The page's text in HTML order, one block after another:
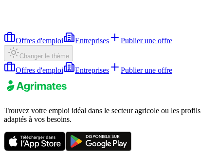
Offres d'emploi Entreprises Publier une offre
Changer le thème
Offres d'emploi Entreprises Publier une offre
Trouvez votre emploi idéal dans le secteur agricole ou les profils
adaptés à vos besoins.